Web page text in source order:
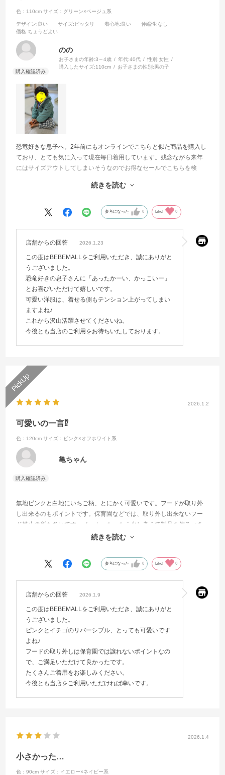
色：110cm サイズ：グリーン×ベージュ系
デザイン:良い サイズ:ピッタリ 着心地:良い 伸縮性:なし
価格:ちょうどよい
のの
お子さまの年齢:3～4歳 年代:40代 性別:女性
購入したサイズ:110cm お子さまの性別:男の子
恐竜好きな息子へ。2年前にもオンラインでこちらと似た商品を購入し
ており、とても気に入って現在毎日着用しています。残念ながら来年
にはサイズアウトしてしまいそうなのでお得なセールでこちらを検
用したところ、恐竜が可愛くて母がテンションあがってしまいまし
続きを読む
参考になった 0 Like! 0
店舗からの回答 2026.1.23
この度はBEBEMALLをご利用いただき、誠にありがと
うございました。
恐竜好きの息子さんに「あったかーい、かっこいー」
とお喜びいただけて嬉しいです。
可愛い洋服は、着せる側もテンション上がってしまい
ますよね♪
これから沢山活躍させてくださいね。
今後とも当店のご利用をお待ちいたしております。
2026.1.2
可愛いの一言⁉️
色：120cm サイズ：ピンク×オフホワイト系
亀ちゃん
無地ピンクと白地にいちご柄、とにかく可愛いです。フードが取り外
し出来るのもポイントです。保育園などでは、取り外し出来ないフー
ド禁止の所も多いです。メーカーも、もう少し考えて製品を作るべき
だと前々から思っていました。そういう意味でも満足のいく製品で
続きを読む
参考になった 0 Like! 0
店舗からの回答 2026.1.9
この度はBEBEMALLをご利用いただき、誠にありがと
うございました。
ピンクとイチゴのリバーシブル、とっても可愛いです
よね♪
フードの取り外しは保育園では譲れないポイントなの
で、ご満足いただけて良かったです。
たくさんご着用をお楽しみください。
今後とも当店をご利用いただければ幸いです。
2026.1.4
小さかった…
色：90cm サイズ：イエロー×ネイビー系